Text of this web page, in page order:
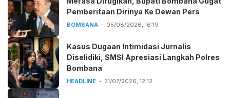
Pemberitaan Dirinya Ke Dewan Pers
BOMBANA 05/08/2026, 16:19
Kasus Dugaan Intimidasi Jurnalis
Diselidiki, SMSI Apresiasi Langkah Polres
Bombana
HEADLINE 31/07/2026, 12:12